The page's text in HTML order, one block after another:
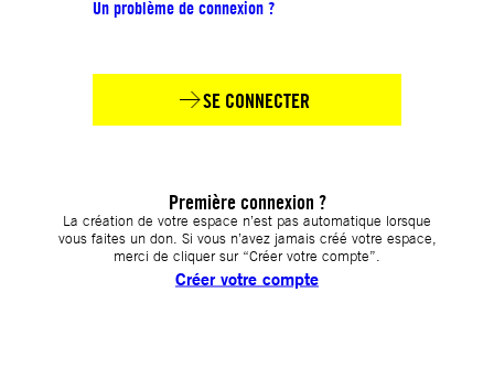
Un problème de connexion ?
SE CONNECTER
Première connexion ?
La création de votre espace n’est pas automatique lorsque
vous faites un don. Si vous n’avez jamais créé votre espace,
merci de cliquer sur “Créer votre compte”.
Créer votre compte